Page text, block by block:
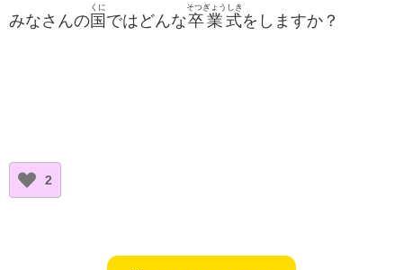
みなさんの国
くに
ではどんな卒業式
そつぎょうしき
をしますか？
2